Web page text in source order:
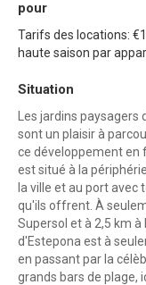
pour
Tarifs des locations:
haute saison par
Situation
Les jardins
sont un plaisir à
ce développement en
est situé à la
la ville et au port
qu'ils offrent. À
Supersol et à 2,5 km
d'Estepona est à
en passant par la
grands bars de plage,